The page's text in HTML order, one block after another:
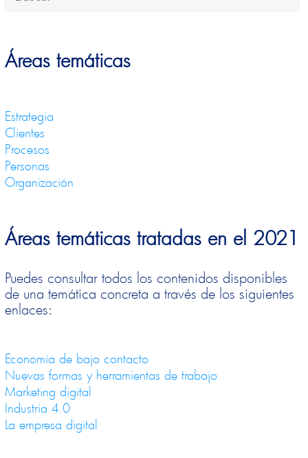
Áreas temáticas
Estrategia
Clientes
Procesos
Personas
Organización
Áreas temáticas tratadas en el 2021
Puedes consultar todos los contenidos disponibles
de una temática concreta a través de los siguientes
enlaces:
Economía de bajo contacto
Nuevas formas y herramientas de trabajo
Marketing digital
Industria 4.0
La empresa digital